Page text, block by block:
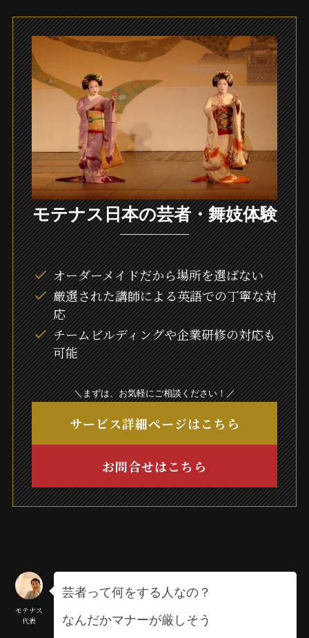
モテナス日本の芸者・舞妓体験
オーダーメイドだから場所を選ばない
厳選された講師による英語での丁寧な対
応
チームビルディングや企業研修の対応も
可能
＼まずは、お気軽にご相談ください！／
サービス詳細ページはこちら
お問合せはこちら
モテナス
代表
芸者って何をする人なの？
なんだかマナーが厳しそう